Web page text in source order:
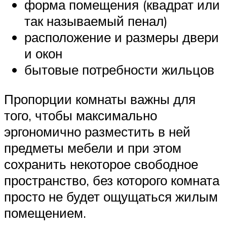
форма помещения (квадрат или
так называемый пенал)
расположение и размеры двери
и окон
бытовые потребности жильцов
Пропорции комнаты важны для
того, чтобы максимально
эргономично разместить в ней
предметы мебели и при этом
сохранить некоторое свободное
пространство, без которого комната
просто не будет ощущаться жилым
помещением.